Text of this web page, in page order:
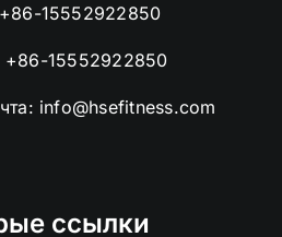
+86-15552922850
+86-15552922850
info@hsefitness.com
ссылки